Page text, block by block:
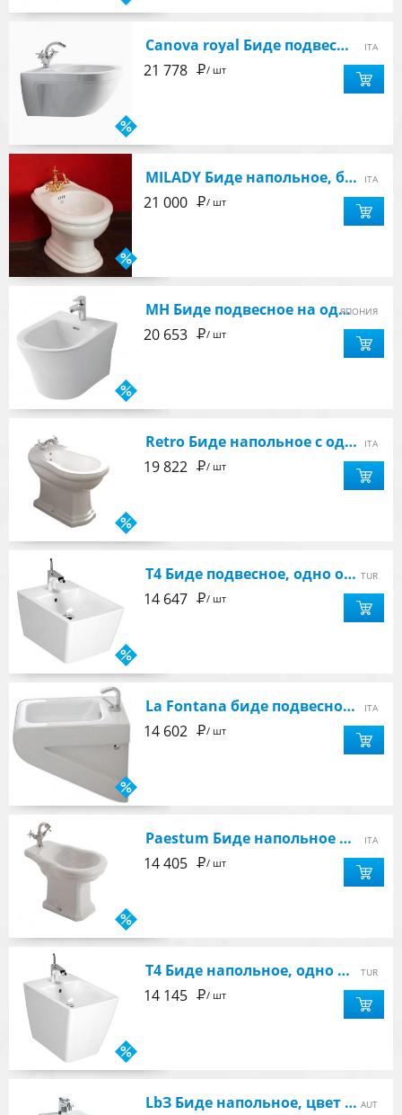
Canova royal Биде подвесное 56х36 см, цвет белый ITA
21 778 Р/ шт
MILADY Биде напольное, белая керамика, без декора ITA
21 000 Р/ шт
MH Биде подвесное на одно отверстие под смеситель, цвет белый
ЯПОНИЯ
20 653 Р/ шт
Retro Биде напольное с одним отверстием под смеситель, цвет белый ITA
19 822 Р/ шт
T4 Биде подвесное, одно отверстие под смеситель, цвет белый TUR
14 647 Р/ шт
La Fontana биде подвесное 36х54х45 см, цвет белый ITA
14 602 Р/ шт
Paestum Биде напольное 1 отв. ITA
14 405 Р/ шт
T4 Биде напольное, одно отверстие под смеситель, цвет белый TUR
14 145 Р/ шт
LbЗ Биде напольное, цвет белый AUT